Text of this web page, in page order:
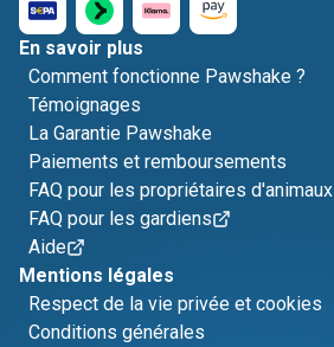
En savoir plus
Comment fonctionne Pawshake ?
Témoignages
La Garantie Pawshake
Paiements et remboursements
FAQ pour les propriétaires d'animaux
FAQ pour les gardiens
Aide
Mentions légales
Respect de la vie privée et cookies
Conditions générales